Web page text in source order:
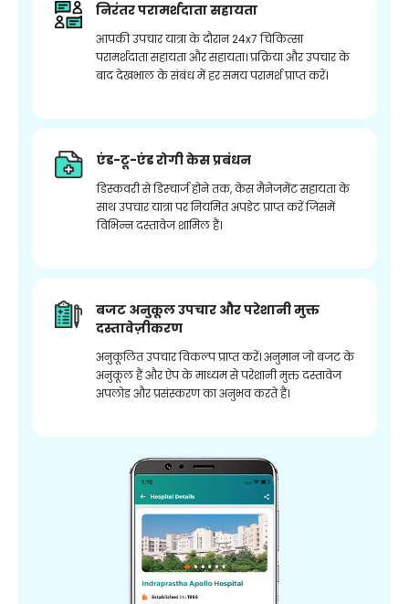
निरंतर परामर्शदाता सहायता
आपकी उपचार यात्रा के दौरान 24x7 चिकित्सा
परामर्शदाता सहायता और सहायता। प्रक्रिया और उपचार के
बाद देखभाल के संबंध में हर समय परामर्श प्राप्त करें।
एंड-टू-एंड रोगी केस प्रबंधन
डिस्कवरी से डिस्चार्ज होने तक, केस मैनेजमेंट सहायता के
साथ उपचार यात्रा पर नियमित अपडेट प्राप्त करें जिसमें
विभिन्न दस्तावेज शामिल हैं।
बजट अनुकूल उपचार और परेशानी मुक्त
दस्तावेज़ीकरण
अनुकूलित उपचार विकल्प प्राप्त करें। अनुमान जो बजट के
अनुकूल हैं और ऐप के माध्यम से परेशानी मुक्त दस्तावेज
अपलोड और प्रसंस्करण का अनुभव करते हैं।